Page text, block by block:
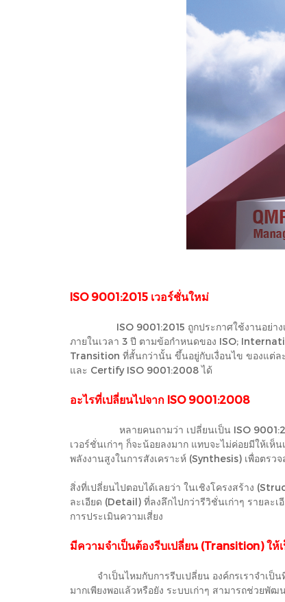
ISO 9001:2015 เวอร์ชั่นใหม่
ISO 9001:2015 ถูกประกาศใช้งานอย่างเป็นท
ภายในเวลา 3 ปี ตามข้อกำหนดของ ISO;
Transition ที่สั้นกว่านั้น ขึ้นอยู่กับเงื่อนไข ของแต่ล
และ Certify ISO 9001:2008 ได้
อะไรที่เปลี่ยนไปจาก ISO 9001:2008
หลายคนถามว่า เปลี่ยนเป็น ISO 9001:2015
เวอร์ชั่นเก่าๆ ก็จะน้อยลงมาก แทบจะไม่ค่อยมีให้เ
พลังงานสูงในการสังเคราะห์ (Synthesis) เพื่อตร
สิ่งที่เปลี่ยนไปตอบได้เลยว่า ในเชิงโครงสร้าง
ละเอียด (Detail) ที่ลงลึกไปกว่ารีวิชั่นเก่าๆ รายล
การประเมินความเสี่ยง
มีความจำเป็นต้องรีบเปลี่ยน (Transition) ให้
จำเป็นไหมกับการรีบเปลี่ยน องค์กรเราจำเป็นที่
มากเพียงพอแล้วหรือยัง ระบบเก่าๆ สามารถช่วยพั